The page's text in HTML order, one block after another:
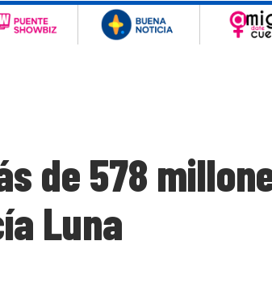
de 578
Luna